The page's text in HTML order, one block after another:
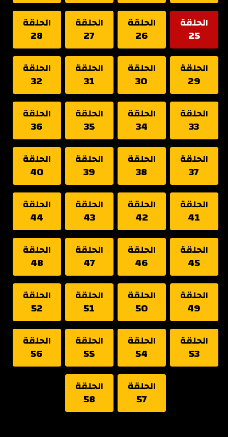
الحلقة
25
الحلقة
26
الحلقة
27
الحلقة
28
الحلقة
29
الحلقة
30
الحلقة
31
الحلقة
32
الحلقة
33
الحلقة
34
الحلقة
35
الحلقة
36
الحلقة
37
الحلقة
38
الحلقة
39
الحلقة
40
الحلقة
41
الحلقة
42
الحلقة
43
الحلقة
44
الحلقة
45
الحلقة
46
الحلقة
47
الحلقة
48
الحلقة
49
الحلقة
50
الحلقة
51
الحلقة
52
الحلقة
53
الحلقة
54
الحلقة
55
الحلقة
56
الحلقة
57
الحلقة
58